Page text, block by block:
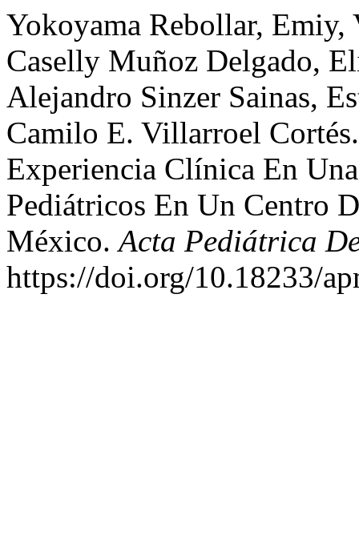
Yokoyama Rebollar,
Caselly Muñoz Delgado,
Alejandro Sinzer Sainas,
Camilo E. Villarroel
Experiencia Clínica En
Pediátricos En Un Centro
México.Acta Pediátrica
https://doi.org/10.18233/